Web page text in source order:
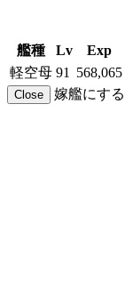
艦種 Lv Exp
軽空母 91 568,065
Close 嫁艦にする